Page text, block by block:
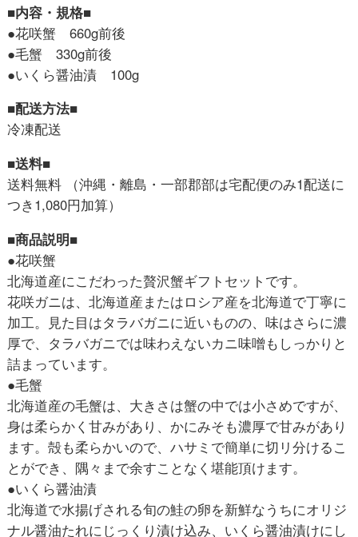
■内容・規格■
●花咲蟹 660g前後
●毛蟹 330g前後
●いくら醤油漬 100g
■配送方法■
冷凍配送
■送料■
送料無料 （沖縄・離島・一部郡部は宅配便のみ1配送に
つき1,080円加算）
■商品説明■
●花咲蟹
北海道産にこだわった贅沢蟹ギフトセットです。
花咲ガニは、北海道産またはロシア産を北海道で丁寧に
加工。見た目はタラバガニに近いものの、味はさらに濃
厚で、タラバガニでは味わえないカニ味噌もしっかりと
詰まっています。
●毛蟹
北海道産の毛蟹は、大きさは蟹の中では小さめですが、
身は柔らかく甘みがあり、かにみそも濃厚で甘みがあり
ます。殻も柔らかいので、ハサミで簡単に切リ分けるこ
とができ、隅々まで余すことなく堪能頂けます。
●いくら醤油漬
北海道で水揚げされる旬の鮭の卵を新鮮なうちにオリジ
ナル醤油たれにじっくり漬け込み、いくら醤油漬けにし